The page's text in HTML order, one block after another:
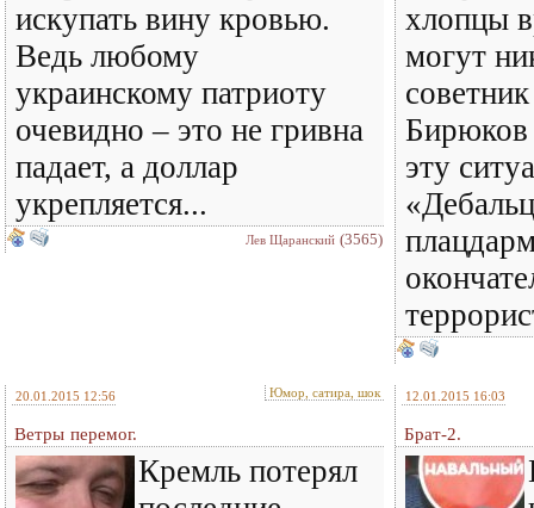
искупать вину кровью.
Ведь любому
украинскому патриоту
очевидно – это не гривна
падает, а доллар
укрепляется...
Лев Щаранский (3565)
хлопцы
могут
Бирюков
эту
20.01.2015 12:56 Юмор, сатира, шок
Ветры перемог.
Кремль потерял
12.01.2015 16:03
Брат-2.